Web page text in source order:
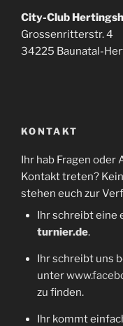
City-Club
Grossenritterstr. 4
34225 Baunatal-
KONTAKT
Ihr hab Fragen oder
Kontakt treten?
stehen euch zur
Ihr schreibt eine
turnier.de.
Ihr schreibt uns
unter
zu finden.
Ihr kommt